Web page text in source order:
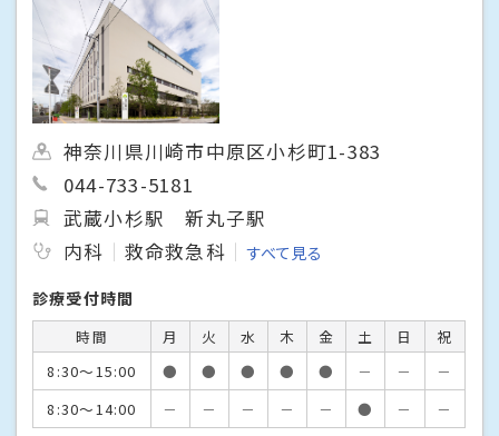
神奈川県川崎市中原区小杉町1-383
044-733-5181
武蔵小杉駅新丸子駅
内科
救命救急科 すべて見る
診療受付時間
時間 月 火 水 木 金 土 日
祝
8:30～15:00
● ● ● ● ● － －
－
8:30～14:00
－ － － － － ● － －